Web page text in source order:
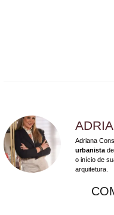
Adriana
urbanista
o início de
arquitetura.